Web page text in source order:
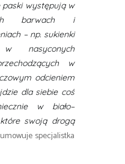
paski występują w
barwach i
– np. sukienki
nasyconych
w
odcieniem
dla siebie coś
w biało–
swoją drogą
specjalistka